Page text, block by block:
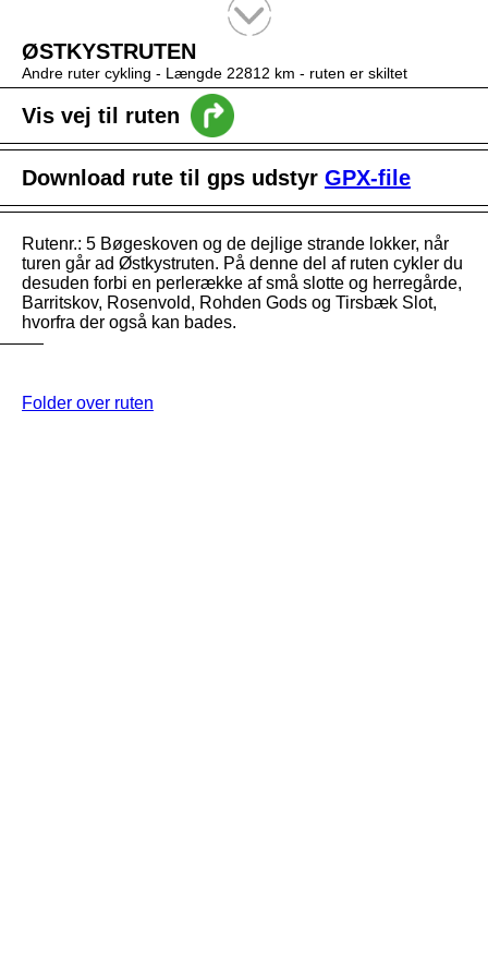
ØSTKYSTRUTEN
Andre ruter cykling - Længde 22812 km - ruten er skiltet
Vis vej til ruten
Download rute til gps udstyr GPX-file
Rutenr.: 5 Bøgeskoven og de dejlige strande lokker, når
turen går ad Østkystruten. På denne del af ruten cykler du
desuden forbi en perlerække af små slotte og herregårde,
Barritskov, Rosenvold, Rohden Gods og Tirsbæk Slot,
hvorfra der også kan bades.
Folder over ruten